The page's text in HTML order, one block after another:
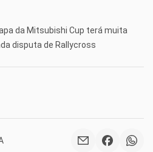
da Mitsubishi Cup terá muita
disputa de Rallycross